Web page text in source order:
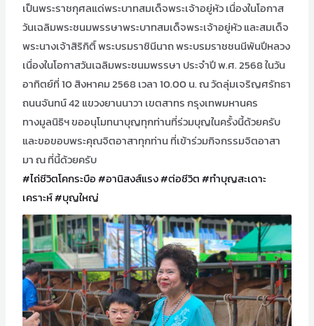
เป็นพระราชกุศลแด่พระบาทสมเด็จพระเจ้าอยู่หัว เนื่องในโอกาส
วันเฉลิมพระชนมพรรษาพระบาทสมเด็จพระเจ้าอยู่หัว และสมเด็จ
พระนางเจ้าสิริกิติ์ พระบรมราชินีนาถ พระบรมราชชนนีพันปีหลวง
เนื่องในโอกาสวันเฉลิมพระชนมพรรษา ประจำปี พ.ศ. 2568 ในวัน
อาทิตย์ที่ 10 สิงหาคม 2568 เวลา 10.00 น. ณ วัดลุ่มเจริญศรัทธา
ถนนจันทน์ 42 แขวงยานนาวา เขตสาทร กรุงเทพมหานคร
ทางมูลนิธิฯ ขออนุโมทนาบุญทุกท่านที่ร่วมบุญในครั้งนี้ด้วยครับ
และขอขอบพระคุณจิตอาสาทุกท่าน ที่เข้าร่วมกิจกรรมจิตอาสา
มา ณ ที่นี้ด้วยครับ
#ไถ่ชีวิตโคกระบือ #อานิสงส์แรง#ต่อชีวิต #ทำบุญสะเดาะ
เคราะห์#บุญใหญ่